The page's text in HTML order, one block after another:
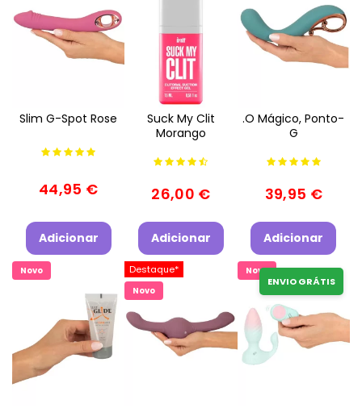
Slim G-Spot Rose
44,95 €
Adicionar
Suck My Clit
Morango
26,00 €
Adicionar
.O Mágico, Ponto-
G
39,95 €
Adicionar
Novo Destaque*
Novo
Novo
ENVIO GRÁTIS